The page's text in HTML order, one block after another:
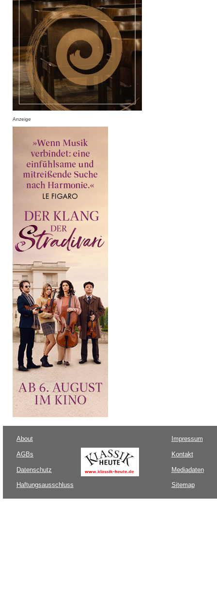
Anzeige
About
AGBs
Datenschutz
Haftungsausschluss
Impressum
Kontakt
Mediadaten
Sitemap